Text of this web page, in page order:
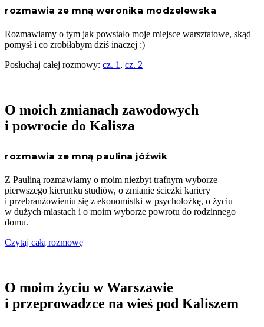
rozmawia ze mną weronika modzelewska
Rozmawiamy o tym jak powstało moje miejsce warsztatowe, skąd
pomysł i co zrobiłabym dziś inaczej :)
Posłuchaj całej rozmowy: cz. 1 , cz. 2
O moich zmianach zawodowych
i powrocie do Kalisza
rozmawia ze mną paulina jóźwik
Z Pauliną rozmawiamy o moim niezbyt trafnym wyborze
pierwszego kierunku studiów, o zmianie ścieżki kariery
i przebranżowieniu się z ekonomistki w psycholożkę, o życiu
w dużych miastach i o moim wyborze powrotu do rodzinnego
domu.
Czytaj całą rozmowę
O moim życiu w Warszawie
i przeprowadzce na wieś pod Kaliszem